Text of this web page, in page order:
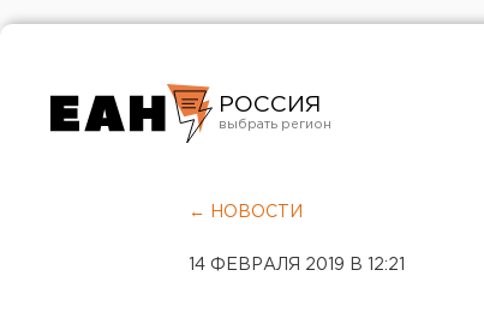
РОССИЯ
Челябинск
← НОВОСТИ
14 ФЕВРАЛЯ 2019 В 12:21